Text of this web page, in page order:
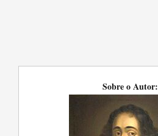
Sobre o Autor: